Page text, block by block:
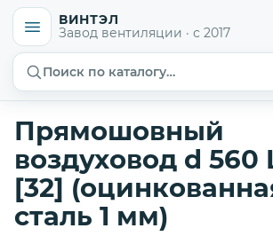
ВИНТЭЛ
Завод вентиляции · с 2017
Поиск по каталогу…
Прямошовный
воздуховод d 560
[32]
сталь 1 мм)